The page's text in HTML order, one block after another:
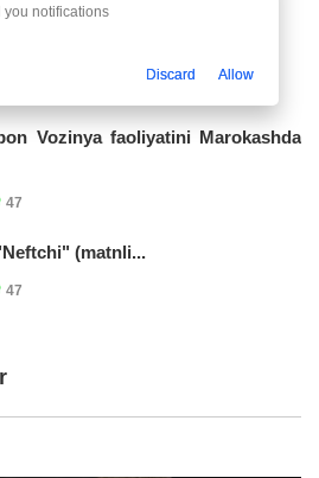
Vozinya faoliyatini Marokashda
47
(matnli...
47
you notifications
Discard Allow